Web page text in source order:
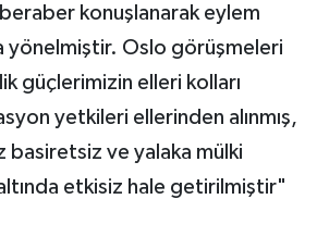
konuşlanarak eylem
yönelmiştir. Oslo görüşmeleri
güçlerimizin elleri kolları
yetkileri ellerinden alınmış,
basiretsiz ve yalaka mülki
etkisiz hale getirilmiştir"